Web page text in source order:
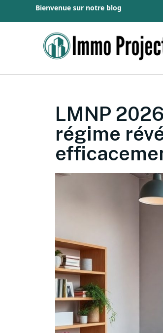
Bienvenue sur notre blog
LMNP
régime